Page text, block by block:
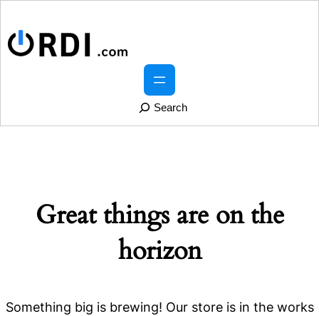
h
Great things are on the
horizon
Something big is brewing! Our store is in the works